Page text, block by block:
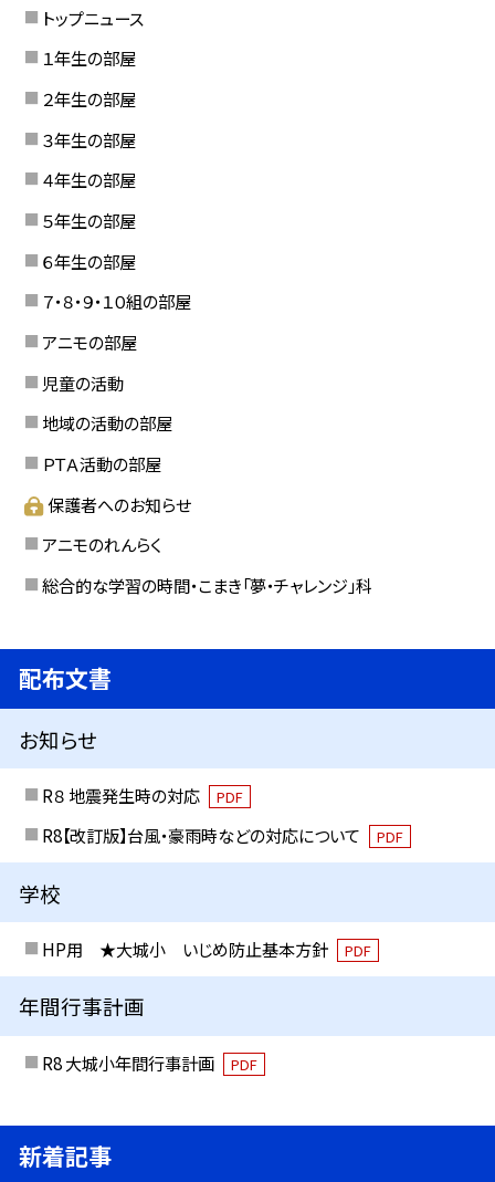
トップニュース
１年生の部屋
２年生の部屋
３年生の部屋
４年生の部屋
５年生の部屋
６年生の部屋
７・８・９・１０組の部屋
アニモの部屋
児童の活動
地域の活動の部屋
ＰＴＡ活動の部屋
保護者へのお知らせ
アニモのれんらく
総合的な学習の時間・こまき「夢・チャレンジ」科
配布文書
お知らせ
R８ 地震発生時の対応 PDF
R8【改訂版】台風・豪雨時などの対応について PDF
学校
HP用 ★大城小 いじめ防止基本方針 PDF
年間行事計画
R8 大城小年間行事計画 PDF
新着記事